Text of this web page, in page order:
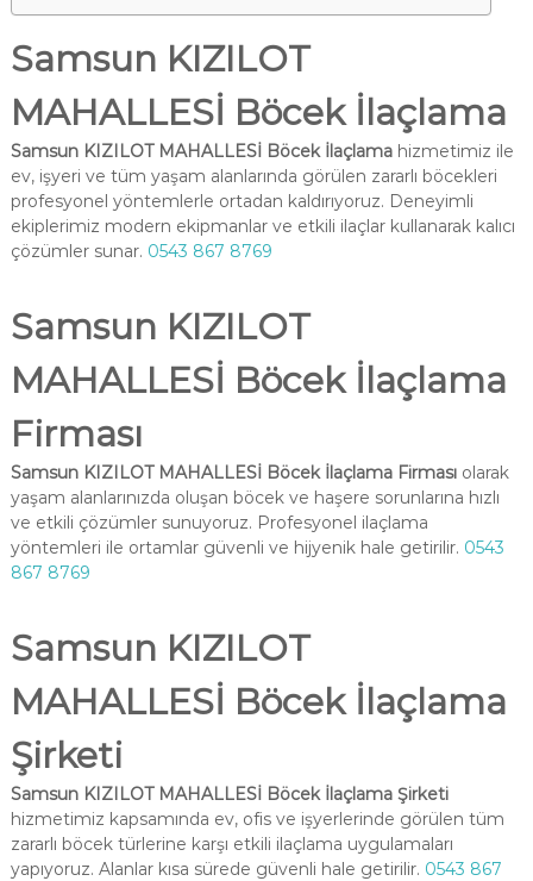
Samsun KIZILOT
MAHALLESİ Böcek İlaçlama
Samsun KIZILOT MAHALLESİ Böcek İlaçlamahizmetimiz ile
ev, işyeri ve tüm yaşam alanlarında görülen zararlı böcekleri
profesyonel yöntemlerle ortadan kaldırıyoruz. Deneyimli
ekiplerimiz modern ekipmanlar ve etkili ilaçlar kullanarak kalıcı
çözümler sunar. 0543 867 8769
Samsun KIZILOT
MAHALLESİ Böcek İlaçlama
Firması
Samsun KIZILOT MAHALLESİ Böcek İlaçlama Firmasıolarak
yaşam alanlarınızda oluşan böcek ve haşere sorunlarına hızlı
ve etkili çözümler sunuyoruz. Profesyonel ilaçlama
yöntemleri ile ortamlar güvenli ve hijyenik hale getirilir. 0543
867 8769
Samsun KIZILOT
MAHALLESİ Böcek İlaçlama
Şirketi
Samsun KIZILOT MAHALLESİ Böcek İlaçlama Şirketi
hizmetimiz kapsamında ev, ofis ve işyerlerinde görülen tüm
zararlı böcek türlerine karşı etkili ilaçlama uygulamaları
yapıyoruz. Alanlar kısa sürede güvenli hale getirilir. 0543 867